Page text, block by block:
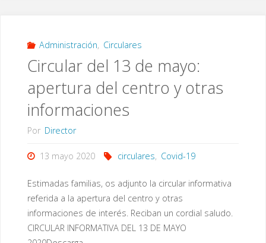
Administración, Circulares
Circular del 13 de mayo:
apertura del centro y otras
informaciones
Por Director
13 mayo 2020 circulares, Covid-19
Estimadas familias, os adjunto la circular informativa
referida a la apertura del centro y otras
informaciones de interés. Reciban un cordial saludo.
CIRCULAR INFORMATIVA DEL 13 DE MAYO